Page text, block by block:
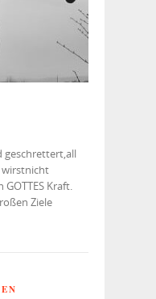
geschrettert,all
wirstnicht
Kraft.
Ziele